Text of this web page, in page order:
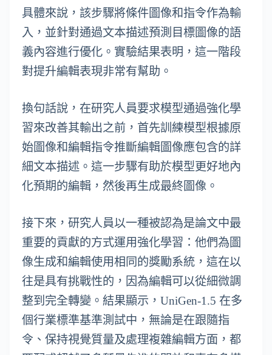
具體來說，該步驟將條件圖像和指令作為輸
入，並針對通過文本描述預測目標圖像的語
義內容進行優化。實驗結果表明，這一階段
對提升編輯表現非常有幫助。
換句話說，在研究人員要求模型通過強化學
習來改善其輸出之前，首先訓練模型根據原
始圖像和編輯指令推斷編輯圖像應包含的詳
細文本描述。這一步驟有助於模型更好地內
化預期的編輯，然後再生成最終圖像。
接下來，研究人員以一種被認為是論文中最
重要的貢獻的方式運用強化學習：他們為圖
像生成和編輯使用相同的獎勵系統，這在以
往是具有挑戰性的，因為編輯可以從細微調
整到完全轉變。結果顯示，UniGen-1.5 在多
個行業標準基準測試中，無論是在跟隨指
令、保持視覺質量及處理複雜編輯方面，都